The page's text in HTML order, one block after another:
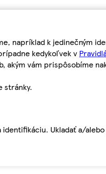
napríklad k jedinečným
kedykoľvek v
akým vám prispôsobíme
stránky.
Ukladať a/